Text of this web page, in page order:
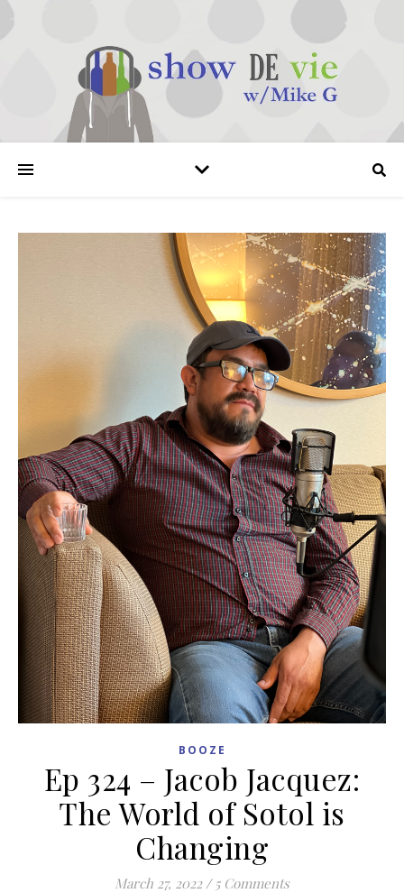
BOOZE
Ep 324 – Jacob Jacquez:
The World of Sotol is
Changing
March 27, 2022 / 5 Comments